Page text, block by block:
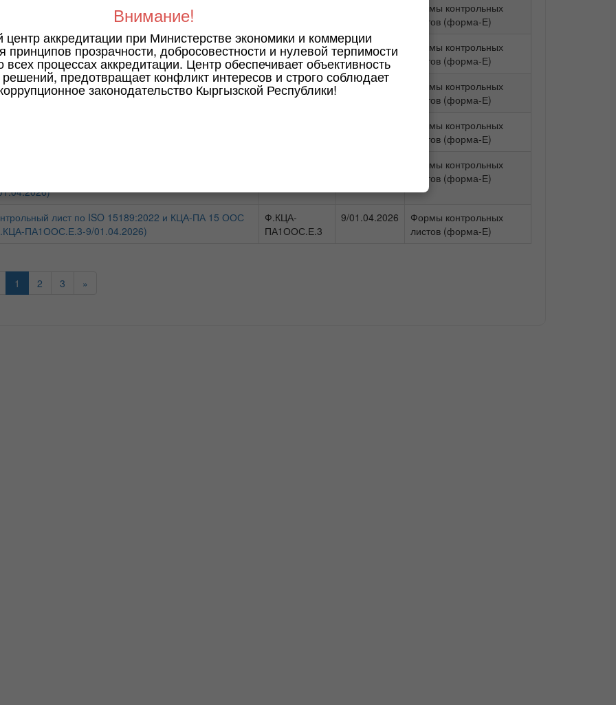
лист по ISO / IEC 17025: 2017 и КЦА-ПА
(Ф.КЦА-ПА 1 ООС.Е.1-8/01.04.2026)
Формы контрольных
листов (форма-Е)
лист по ISO / IEC 17043:2024 (Ф.КЦА-ПА 1
7/01.04.2026)
Ф.КЦА-ПА 1
ООС.Е.2
7/01.04.2026
Формы контрольных
листов (форма-Е)
лист по ISO / IEC 17065: 2013 и КЦА-ПА 19
(Ф.КЦА-ПА1ООС.Е.4-8/01.04.2026)
Ф.КЦА-
ПА1ООС.Е.4
8/01.04.2026
Формы контрольных
листов (форма-Е)
Формы контрольных
листов (форма-Е)
Формы контрольных
листов (форма-Е)
лист по ISO 15189:2022 и КЦА-ПА 15 ООС
ПА1ООС.Е.3-9/01.04.2026)
Ф.КЦА-
ПА1ООС.Е.3
9/01.04.2026
Формы контрольных
листов (форма-Е)
1 2 3 »
Внимание!
центр аккредитации при Министерстве экономики и коммерции
принципов прозрачности, добросовестности и нулевой терпимости
всех процессах аккредитации. Центр обеспечивает объективность
предотвращает конфликт интересов и строго соблюдает
законодательство Кыргызской Республики!